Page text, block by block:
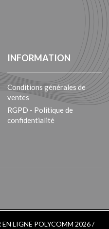
INFORMATION
Conditions générales de
ventes
RGPD - Politique de
confidentialité
LIGNE POLYCOMM 2026 /